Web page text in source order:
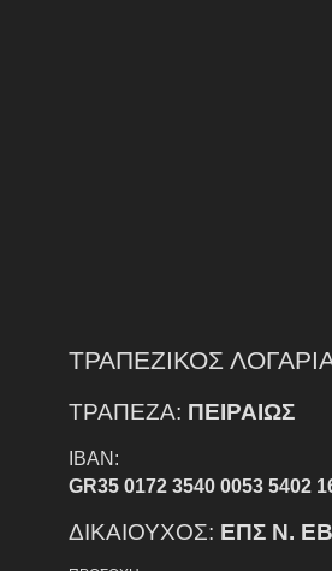
ΤΡΑΠΕΖΙΚΟΣ
ΤΡΑΠΕΖΑ: ΠΕΙΡΑΙΩΣ
IBAN:
GR35 0172 3540 0053 5402
ΔΙΚΑΙΟΥΧΟΣ: ΕΠΣ Ν.